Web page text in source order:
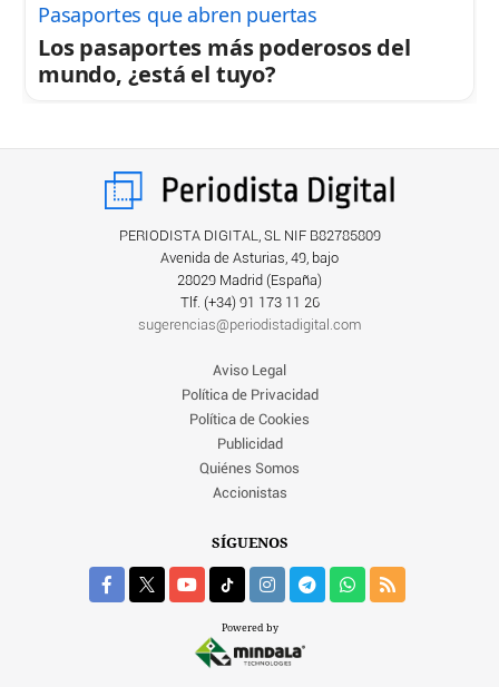
Pasaportes que abren puertas
Los pasaportes más poderosos del
mundo, ¿está el tuyo?
PERIODISTA DIGITAL, SL NIF B82785809
Avenida de Asturias, 49, bajo
28029 Madrid (España)
Tlf. (+34) ‎91 173 11 26
sugerencias@periodistadigital.com
Aviso Legal
Política de Privacidad
Política de Cookies
Publicidad
Quiénes Somos
Accionistas
SÍGUENOS
Powered by